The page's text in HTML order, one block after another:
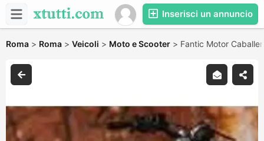
Inserisci un annuncio
Roma > Roma > Veicoli > Moto e Scooter > Fantic Motor